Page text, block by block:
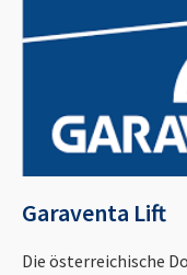
Garaventa Lift
Die österreichische